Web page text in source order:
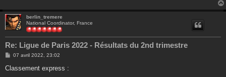
berlin_tremere
National Coordinator, France
Re: Ligue de Paris 2022 - Résultats du 2nd trimestre
M
s
07 avril 2022, 23:02
Classement express :